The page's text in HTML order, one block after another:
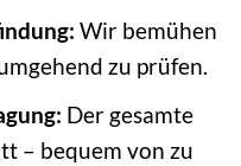
Wir bemühen
zu prüfen.
Der gesamte
– bequem von zu